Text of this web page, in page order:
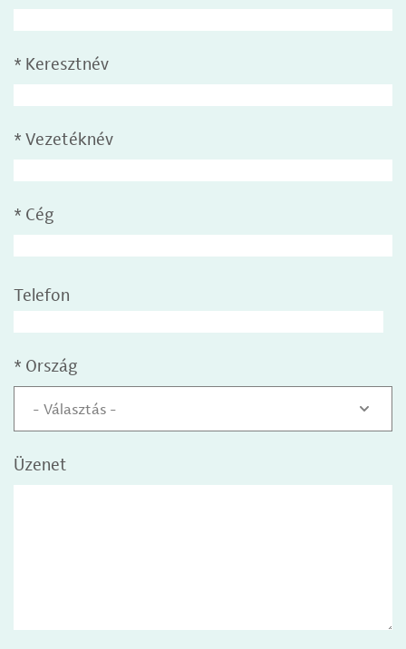
* Keresztnév
* Vezetéknév
* Cég
Telefon
* Ország
- Választás -
Üzenet